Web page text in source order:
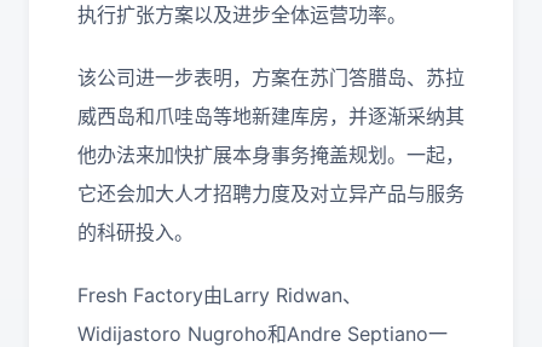
执行扩张方案以及进步全体运营功率。
该公司进一步表明，方案在苏门答腊岛、苏拉
威西岛和爪哇岛等地新建库房，并逐渐采纳其
他办法来加快扩展本身事务掩盖规划。一起，
它还会加大人才招聘力度及对立异产品与服务
的科研投入。
Fresh Factory由Larry Ridwan、
Widijastoro Nugroho和Andre Septiano一